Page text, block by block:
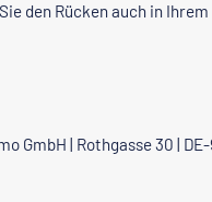
den Rücken auch in
GmbH | Rothgasse 30 |